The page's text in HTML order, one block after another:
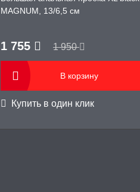
MAGNUM, 13/6,5 см
1 755 1 950
В корзину
Купить в один клик